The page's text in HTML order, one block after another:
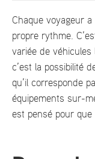
Chaque voyageur
propre rythme.
variée de véhicules
c’est la possibilité
qu’il corresponde
équipements sur-
est pensé pour que